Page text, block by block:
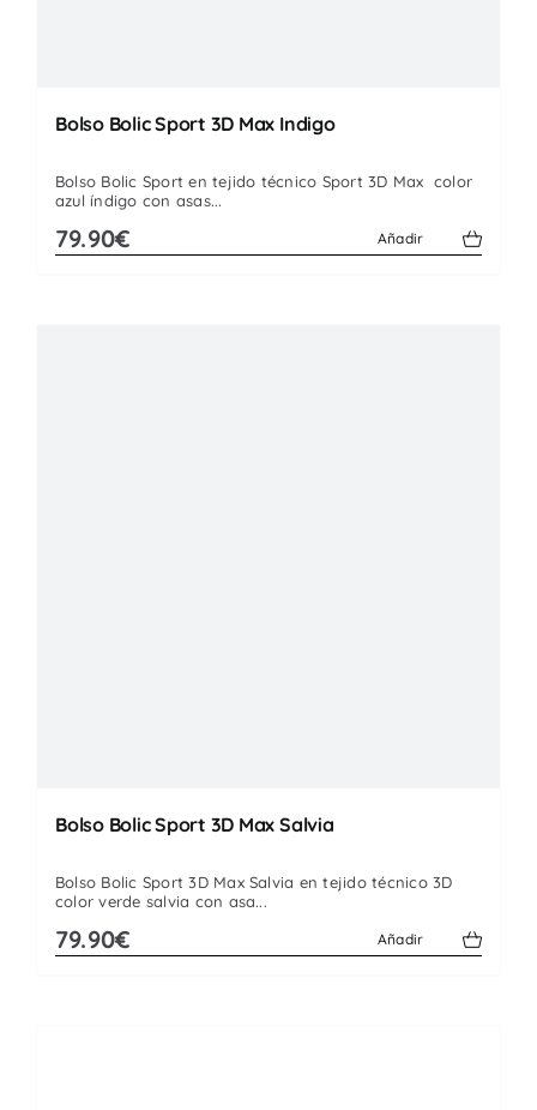
Bolso Bolic Sport 3D Max Indigo
Bolso Bolic Sport en tejido técnico Sport 3D Max color
azul índigo con asas...
79.90€ Añadir
Bolso Bolic Sport 3D Max Salvia
Bolso Bolic Sport 3D Max Salvia en tejido técnico 3D
color verde salvia con asa...
79.90€ Añadir